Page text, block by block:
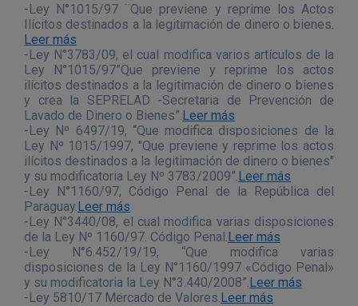
-Ley N°1015/97 ¨Que previene y reprime los Actos
Ilícitos destinados a la legitimación de dinero o bienes.
Leer más
-Ley N°3783/09, el cual modifica varios artículos de la
Ley N°1015/97”Que previene y reprime los actos
ilícitos destinados a la legitimación de dinero o bienes
y crea la SEPRELAD -Secretaria de Prevención de
Lavado de Dinero o Bienes”. Leer más
-Ley Nº 6497/19, “Que modifica disposiciones de la
Ley Nº 1015/1997, "Que previene y reprime los actos
ilícitos destinados a la legitimación de dinero o bienes"
y su modificatoria Ley Nº 3783/2009”. Leer más
-Ley N°1160/97, Código Penal de la República del
Paraguay. Leer más
-Ley N°3440/08, el cual modifica varias disposiciones
de la Ley Nº 1160/97. Código Penal. Leer más
-Ley N°6.452/19/19, “Que modifica varias
disposiciones de la Ley N°1160/1997 «Código Penal»
y su modificatoria la Ley N°3.440/2008”. Leer más
-Ley 5810/17 Mercado de Valores. Leer más